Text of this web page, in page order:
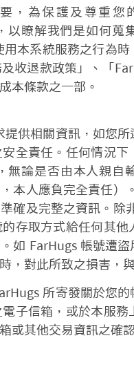
，為保護及尊重您
以瞭解我們是如何蒐
本系統服務之行為
收退款政策」、「
本條款之一部。
供相關資訊，如您
全責任。任何情況下
無論是否由本人親自
本人應負完全責任）
確及完整之資訊。除
存取方式給任何其他
如 FarHugs 帳號遭
，對此所致之損害，
所寄發關於您
子信箱，或於本服務
或其他交易資訊之確